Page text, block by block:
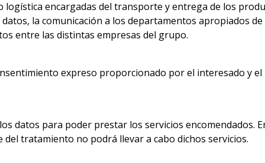
logística encargadas del transporte y entrega de los
la comunicación a los departamentos apropiados de
entre las distintas empresas del grupo.
expreso proporcionado por el interesado y el
datos para poder prestar los servicios encomendados.
tratamiento no podrá llevar a cabo dichos servicios.